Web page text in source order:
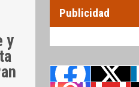
y
Publicidad